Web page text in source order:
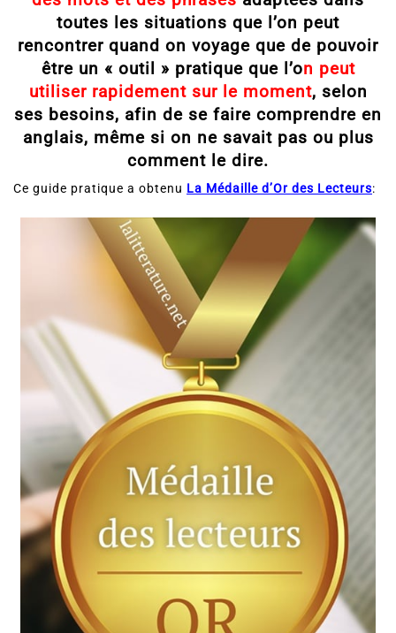
toutes les situations que l’on peut
rencontrer quand on voyage que de pouvoir
être un « outil » pratique que l’on peut
utiliser rapidement sur le moment, selon
ses besoins, afin de se faire comprendre en
anglais, même si on ne savait pas ou plus
comment le dire.